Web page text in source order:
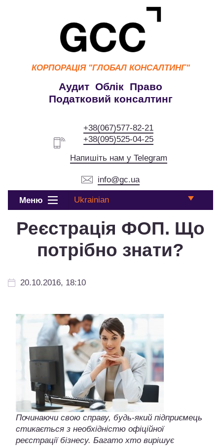
КОРПОРАЦІЯ "ГЛОБАЛ КОНСАЛТИНГ"
Аудит Облік Право
Податковий консалтинг
+38(067)577-82-21
+38(095)525-04-25
Напишіть нам у Telegram
info@gc.ua
Меню Ukrainian
Реєстрація ФОП. Що
потрібно знати?
20.10.2016, 18:10
Починаючи свою справу, будь-який підприємець
стикається з необхідністю офіційної
реєстрації бізнесу. Багато хто вирішує